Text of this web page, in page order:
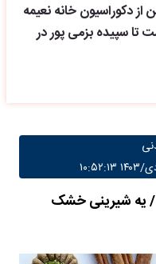
از دکوراسیون خانه نعیمه
تا سپیده بزمی پور در
/ یه شیرینی خشک